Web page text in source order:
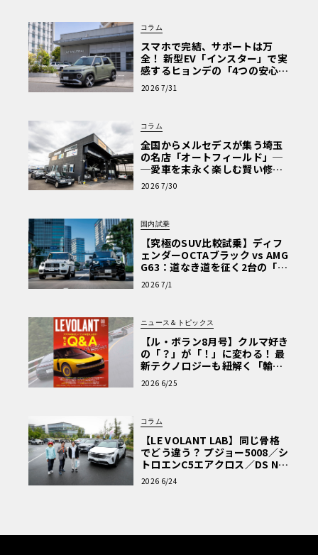
コラム
スマホで完結、サポートは万
全！ 新型EV「インスター」で実
感するヒョンデの「4つの安心」
【第1回・ヒョンデ6つの疑問：
Why? Hyundai?】〈PR〉
2026 7/31
コラム
全国からメルセデスが集う埼玉
の名店「オートフィールド」─
─愛車を末永く楽しむ賢い修理
術と、プロがフックス製オイル
を選ぶ理由〈PR〉
2026 7/30
国内試乗
【究極のSUV比較試乗】ディフ
ェンダーOCTAブラック vs AMG
G63：道なき道を征く2台の「対
極的アプローチ」
2026 7/1
ニュース＆トピックス
【ル・ボラン8月号】クルマ好き
の「？」が「！」に変わる！ 最
新テクノロジーも紐解く「輸入
車Q&A」
2026 6/25
コラム
【LE VOLANT LAB】同じ骨格
でどう違う？ プジョー5008／シ
トロエンC5エアクロス／DS Nº4
読者一気乗りレポート
2026 6/24